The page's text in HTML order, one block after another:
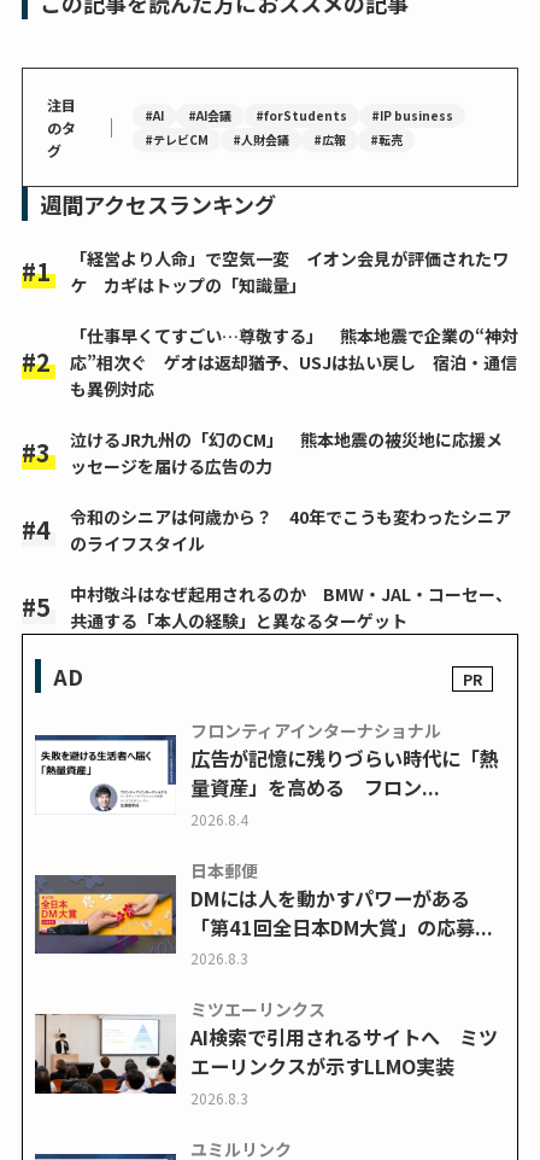
注目
のタ
グ
｜ #AI #AI会議 #forStudents
#IP business
#テレビCM
#人財会議 #広報 #転売
週間アクセスランキング
「経営より人命」で空気一変 イオン会見が評価されたワ
ケ カギはトップの「知識量」
「仕事早くてすごい…尊敬する」 熊本地震で企業の“神対
応”相次ぐ ゲオは返却猶予、USJは払い戻し 宿泊・通信
も異例対応
泣けるJR九州の「幻のCM」 熊本地震の被災地に応援メ
ッセージを届ける広告の力
令和のシニアは何歳から？ 40年でこうも変わったシニア
のライフスタイル
中村敬斗はなぜ起用されるのか BMW・JAL・コーセー、
共通する「本人の経験」と異なるターゲット
AD
フロンティアインターナショナル
広告が記憶に残りづらい時代に「熱
量資産」を高める フロン...
2026.8.4
日本郵便
DMには人を動かすパワーがある
「第41回全日本DM大賞」の応募...
2026.8.3
ミツエーリンクス
AI検索で引用されるサイトへ ミツ
エーリンクスが示すLLMO実装
2026.8.3
ユミルリンク